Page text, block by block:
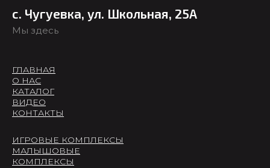
с. Чугуевка, ул. Школьная, 25А
Мы здесь
ГЛАВНАЯ
ИГРОВЫЕ КОМПЛЕКСЫ
О НАС
КАТАЛОГ
ВИДЕО
КОНТАКТЫ
МАЛЫШОВЫЕ
КОМПЛЕКСЫ